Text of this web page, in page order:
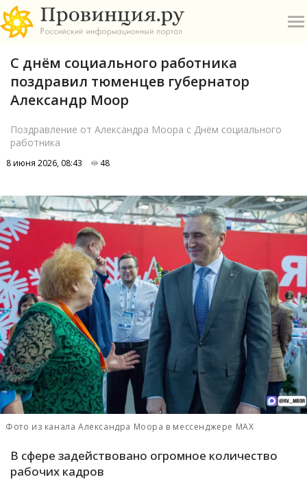
Б
В
Е
И
К
П
Р
С днём социального работника
поздравил тюменцев губернатор
Александр Моор
Поздравление от Александра Моора с Днём социального
работника
8 июня 2026, 08:43 48
Фото из канала Александра Моора в мессенджере МАХ
В сфере задействовано огромное количество
рабочих кадров